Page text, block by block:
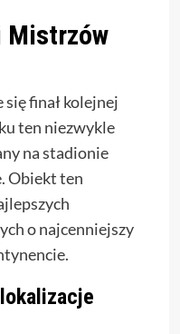
Mistrzów
finał kolejnej
ten niezwykle
na stadionie
Obiekt ten
o najcenniejszy